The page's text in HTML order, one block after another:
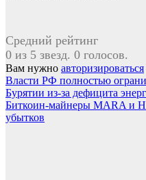
Средний рейтинг
0 из 5 звезд. 0 голосов.
Вам нужно авторизироваться
Навигация
по
записям
Власти РФ полностью
Бурятии из-за дефицита
Биткоин-майнеры MARA и
убытков